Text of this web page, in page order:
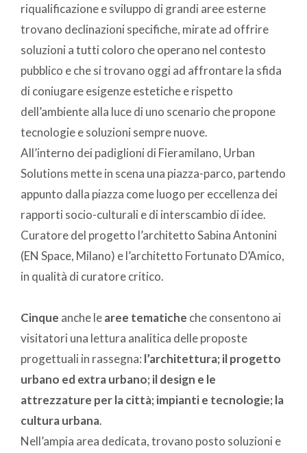
riqualificazione e sviluppo di grandi aree esterne
trovano declinazioni specifiche, mirate ad offrire
soluzioni a tutti coloro che operano nel contesto
pubblico e che si trovano oggi ad affrontare la sfida
di coniugare esigenze estetiche e rispetto
dell’ambiente alla luce di uno scenario che propone
tecnologie e soluzioni sempre nuove.
All’interno dei padiglioni di Fieramilano, Urban
Solutions mette in scena una piazza-parco, partendo
appunto dalla piazza come luogo per eccellenza dei
rapporti socio-culturali e di interscambio di idee.
Curatore del progetto l’architetto Sabina Antonini
(EN Space, Milano) e l’architetto Fortunato D’Amico,
in qualità di curatore critico.
Cinque anche learee tematiche che consentono ai
visitatori una lettura analitica delle proposte
progettuali in rassegna: l’architettura; il progetto
urbano ed extra urbano; il design e le
attrezzature per la città; impianti e tecnologie; la
cultura urbana.
Nell’ampia area dedicata, trovano posto soluzioni e